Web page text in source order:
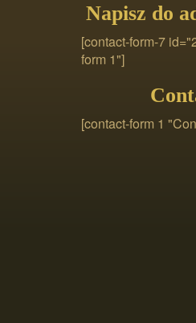
Napisz do
[contact-form-7
form 1"]
[contact-form 1